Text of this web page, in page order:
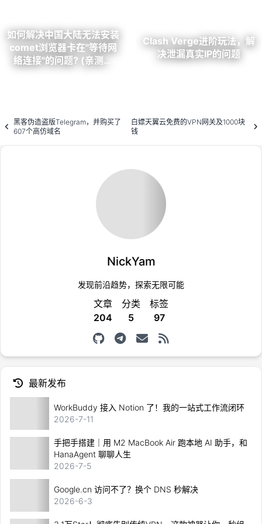
如何解决中国大陆无法安装
comet浏览器卡在"等待网
络连接"的问题? (亲测有
Clash Verge进阶玩法，解
决泄漏真实IP的问题
黑客伪造盗版Telegram，并购买了
607个高仿域名
白嫖天翼云免费的VPN网关及1000块
钱
Loading...
NickYam
发现前沿趋势，探索无限可能
文章
204
分类
5
标签
97
最新发布
WorkBuddy 接入 Notion 了！我的一站式工作流闭环
2026-7-11
手把手搭建｜用 M2 MacBook Air 跑本地 AI 助手，和
HanaAgent 聊聊人生
2026-7-5
Google.cn 访问不了？换个 DNS 秒解决
2026-6-3